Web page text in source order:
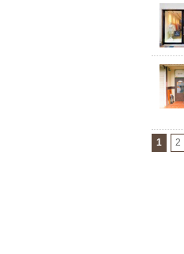
1 2